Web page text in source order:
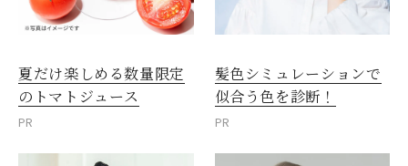
夏だけ楽しめる数量限定
のトマトジュース
PR
髪色シミュレーションで
似合う色を診断！
PR